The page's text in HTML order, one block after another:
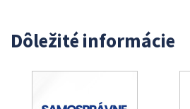
Dôležité informácie